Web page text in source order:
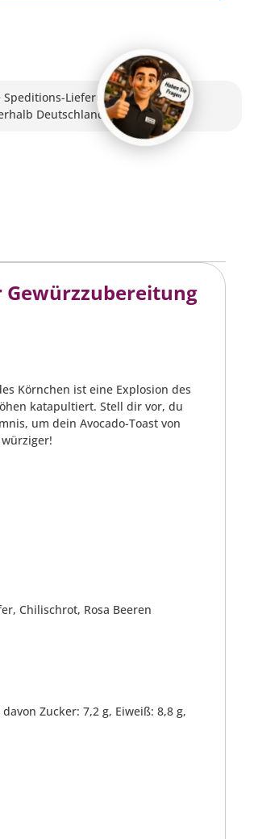
Speditions-Lieferung
Deutschlands
Körnchen ist eine Explosion des
katapultiert. Stell dir vor, du
um dein Avocado-Toast von
Chilischrot, Rosa Beeren
Zucker: 7,2 g, Eiweiß: 8,8 g,